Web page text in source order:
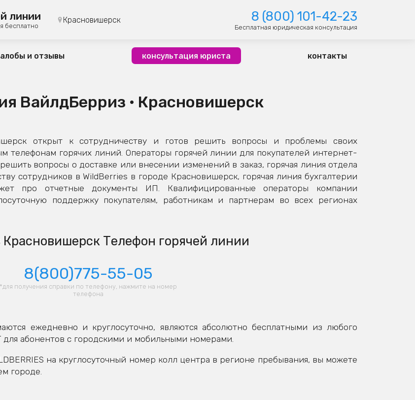
линии
бесплатно
Красновишерск 8 (800) 101-42-23
Бесплатная юридическая консультация
и отзывы консультация юриста контакты
ВайлдБерриз • Красновишерск
открыт к сотрудничеству и готов решить вопросы и проблемы своих
телефонам горячих линий. Операторы горячей линии для покупателей интернет-
вопросы о доставке или внесении изменений в заказ, горячая линия отдела
сотрудников в WildBerries в городе Красновишерск, горячая линия бухгалтерии
про отчетные документы ИП. Квалифицированные операторы компании
поддержку покупателям, работникам и партнерам во всех регионах
Телефон горячей линии
8(800)775-55-05
*для получения справки по телефону, нажмите на номер
телефона
ежедневно и круглосуточно, являются абсолютно бесплатными из любого
абонентов с городскими и мобильными номерами.
на круглосуточный номер колл центра в регионе пребывания, вы можете
городе.